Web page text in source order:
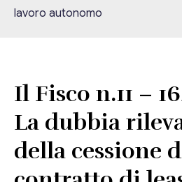
Consulenza Fiscale e Tributaria
Contrattualistica Varia
Consulenza Societaria
Consulenza del Lavoro
Circolari
Corsi FAD
Video/Tv
Università
lavoro autonomo
Il Fisco n.11 –
La dubbia
della cessione